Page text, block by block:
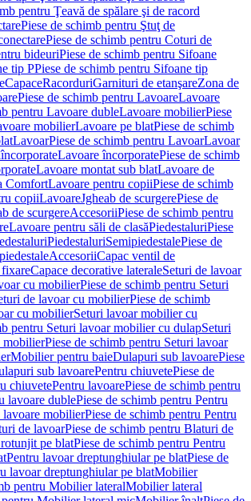
pentru Ţeavă de spălare şi de racord
Piese de schimb pentru Ştuţ de
Piese de schimb pentru Coturi de
bideuriPiese de schimb pentru Sifoane
tip PPiese de schimb pentru Sifoane tip
CapaceRacorduriGarnituri de etanşareZona de
Piese de schimb pentru LavoareLavoare
pentru Lavoare dubleLavoare mobilierPiese
mobilierLavoare pe blatPiese de schimb
LavoarPiese de schimb pentru LavoarLavoar
Lavoare încorporatePiese de schimb
Lavoare montat sub blatLavoare de
ComfortLavoare pentru copiiPiese de schimb
copiiLavoareJgheab de scurgerePiese de
de scurgereAccesoriiPiese de schimb pentru
Lavoare pentru săli de clasăPiedestaluriPiese
PiedestaluriSemipiedestalePiese de
AccesoriiCapac ventil de
Capace decorative lateraleSeturi de lavoar
cu mobilierPiese de schimb pentru Seturi
de lavoar cu mobilierPiese de schimb
cu mobilierSeturi lavoar mobilier cu
pentru Seturi lavoar mobilier cu dulapSeturi
mobilierPiese de schimb pentru Seturi lavoar
Mobilier pentru baieDulapuri sub lavoarePiese
sub lavoarePentru chiuvetePiese de
chiuvetePentru lavoarePiese de schimb pentru
lavoare dublePiese de schimb pentru Pentru
lavoare mobilierPiese de schimb pentru Pentru
de lavoarPiese de schimb pentru Blaturi de
pe blatPiese de schimb pentru Pentru
Pentru lavoar dreptunghiular pe blatPiese de
lavoar dreptunghiular pe blatMobilier
pentru Mobilier lateralMobilier lateral